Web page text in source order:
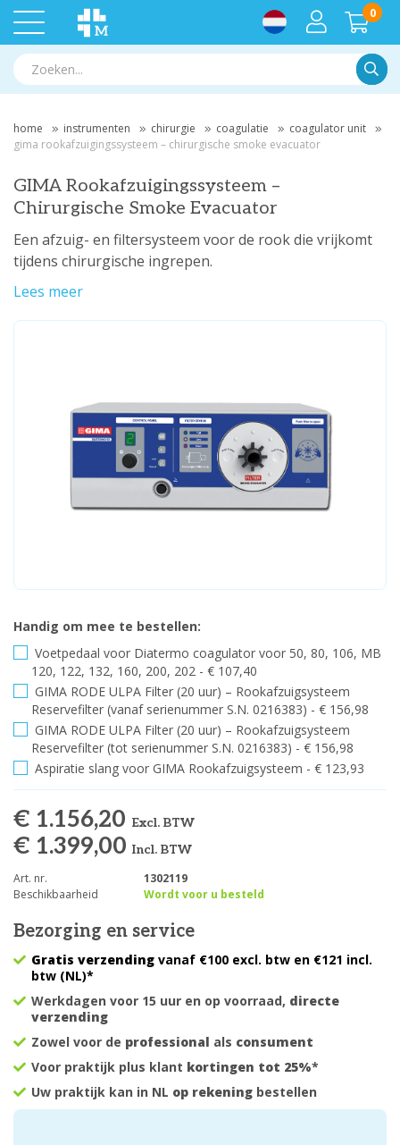
0
home instrumenten chirurgie coagulatie
coagulator unit
gima rookafzuigingssysteem – chirurgische smoke evacuator
GIMA Rookafzuigingssysteem –
Chirurgische Smoke Evacuator
Een afzuig- en filtersysteem voor de rook die vrijkomt
tijdens chirurgische ingrepen.
Lees meer
Handig om mee te bestellen:
Voetpedaal voor Diatermo coagulator voor 50, 80, 106, MB
120, 122, 132, 160, 200, 202 - € 107,40
GIMA RODE ULPA Filter (20 uur) – Rookafzuigsysteem
Reservefilter (vanaf serienummer S.N. 0216383) - € 156,98
GIMA RODE ULPA Filter (20 uur) – Rookafzuigsysteem
Reservefilter (tot serienummer S.N. 0216383) - € 156,98
Aspiratie slang voor GIMA Rookafzuigsysteem - € 123,93
€ 1.156,20 Excl. BTW
€ 1.399,00 Incl. BTW
Art. nr.
1302119
Beschikbaarheid
Wordt voor u besteld
Bezorging en service
Gratis verzending vanaf €100 excl. btw en €121 incl.
btw (NL)*
Werkdagen voor 15 uur en op voorraad, directe
verzending
Zowel voor de professional als consument
Voor praktijk plus klant kortingen tot 25%*
Uw praktijk kan in NL op rekening bestellen